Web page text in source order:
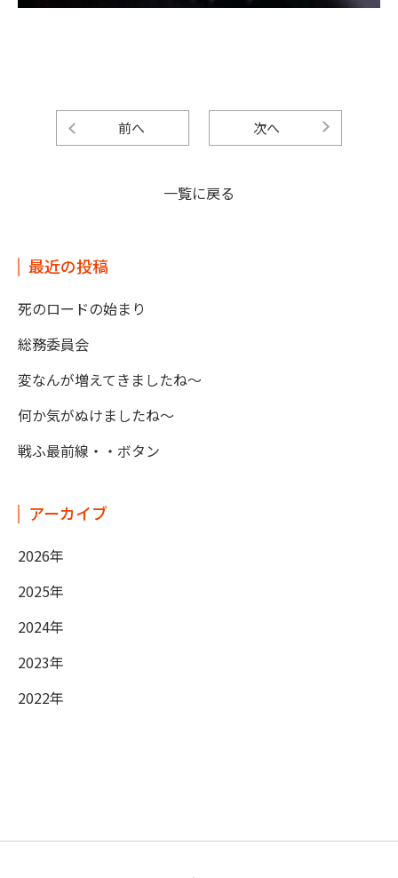
前へ 次へ
一覧に戻る
最近の投稿
死のロードの始まり
総務委員会
変なんが増えてきましたね～
何か気がぬけましたね～
戦ふ最前線・・ボタン
アーカイブ
2026年
2025年
2024年
2023年
2022年